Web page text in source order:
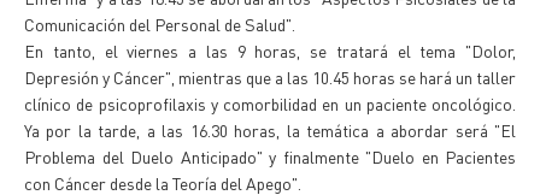
Comunicación del Personal de Salud".
En tanto, el viernes a las 9 horas, se tratará el tema "Dolor,
Depresión y Cáncer", mientras que a las 10.45 horas se hará un taller
clínico de psicoprofilaxis y comorbilidad en un paciente oncológico.
Ya por la tarde, a las 16.30 horas, la temática a abordar será "El
Problema del Duelo Anticipado" y finalmente "Duelo en Pacientes
con Cáncer desde la Teoría del Apego".